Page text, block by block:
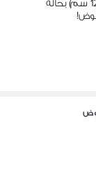
سرير خشب زان أصلي (120 سم) بحالة